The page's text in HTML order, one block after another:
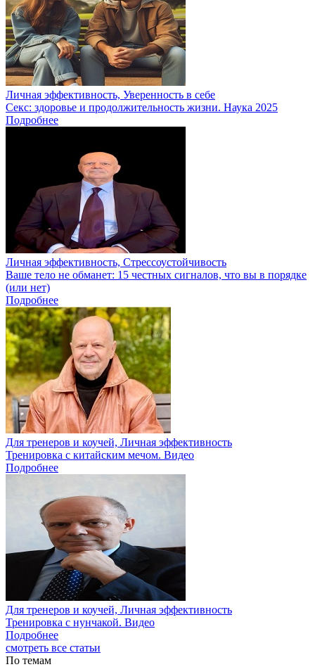
Личная эффективность, Уверенность в себе
Секс: здоровье и продолжительность жизни. Наука 2025
Подробнее
Личная эффективность, Стрессоустойчивость
Ваше тело не обманет: 15 честных сигналов, что вы в порядке
(или нет)
Подробнее
Для тренеров и коучей, Личная эффективность
Тренировка с китайским мечом. Видео
Подробнее
Для тренеров и коучей, Личная эффективность
Тренировка с нунчакой. Видео
Подробнее
смотреть все статьи
По темам